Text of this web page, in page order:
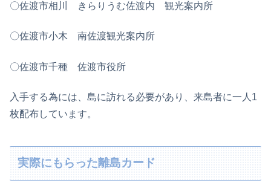
〇佐渡市相川 きらりうむ佐渡内 観光案内所
〇佐渡市⼩⽊ 南佐渡観光案内所
〇佐渡市千種 佐渡市役所
入手する為には、島に訪れる必要があり、来島者に一人1
枚配布しています。
実際にもらった離島カード